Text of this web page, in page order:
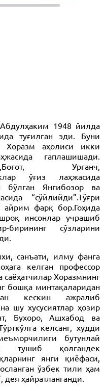
1948 йилда
туғилган эди. Буни
Хоразм аҳолиси икки
гаплашишади.
Урганч,
ўғиз лаҳжасида
бўлган Янгибозор ва
“сўйлийди”.Тўғри
фарқ бор.Гоҳида
инсонлар учрашиб
бирининг сўзларини
санъати, илму фанга
келган профессор
саёҳатчилар Хоразмнинг
бошқа минтақаларидан
кескин ажралиб
шу хусусиятлар ҳозир
Бухоро, Ашхабод ва
келсанг, худди
бутунлай
тушиб қолгандек
янги қиёфаси,
ўзбек тили ҳам
ҳайратланганди.